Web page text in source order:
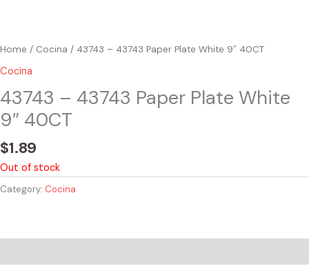
Home / Cocina / 43743 – 43743 Paper Plate White 9″ 40CT
Cocina
43743 – 43743 Paper Plate White
9″ 40CT
$1.89
Out of stock
Category: Cocina